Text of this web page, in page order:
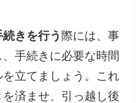
きを行う 際には、事
手続きに必要な時間
立てましょう。これ
済ませ、引っ越し後